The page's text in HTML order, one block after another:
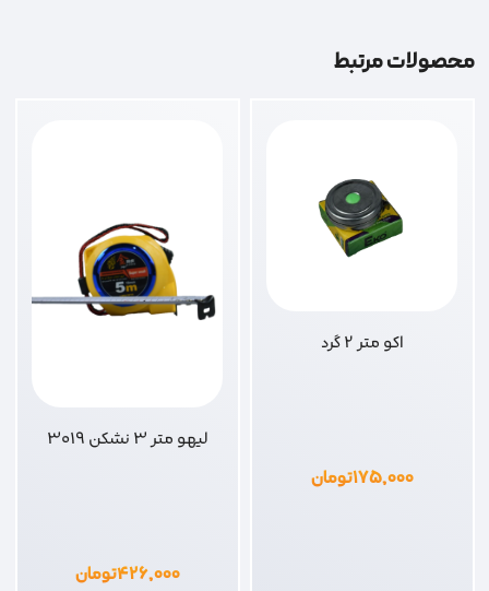
محصولات مرتبط
اکو متر 2 گرد
۱۷۵,۰۰۰تومان
لیهو متر 3 نشکن 3019
۴۲۶,۰۰۰تومان